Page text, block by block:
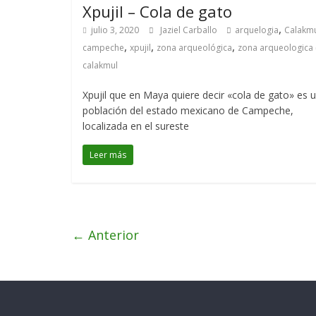
Xpujil – Cola de gato
julio 3, 2020 Jaziel Carballo arquelogia,
campeche, xpujil, zona arqueológica, zona arqueologica
calakmul
Xpujil que en Maya quiere decir «cola de gato» es
población del estado mexicano de Campeche,
localizada en el sureste
Leer más
← Anterior